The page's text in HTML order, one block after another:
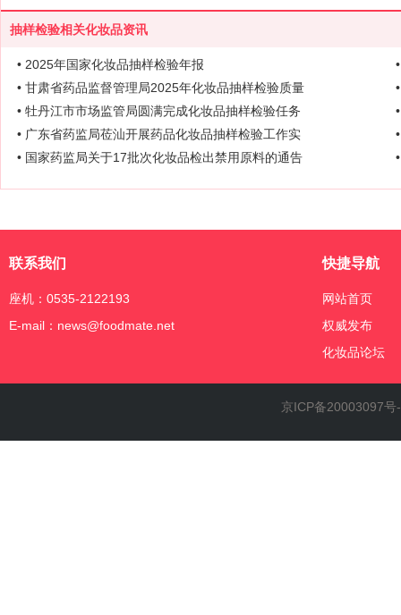
抽样检验相关化妆品资讯
• 2025年国家化妆品抽样检验年报
• 甘肃省药品监督管理局2025年化妆品抽样检验质量
• 牡丹江市市场监管局圆满完成化妆品抽样检验任务
• 广东省药监局莅汕开展药品化妆品抽样检验工作实
• 国家药监局关于17批次化妆品检出禁用原料的通告
联系我们
座机：0535-2122193
E-mail：news@foodmate.net
快捷导航
网站首页
权威发布
化妆品论坛
京ICP备20003097号